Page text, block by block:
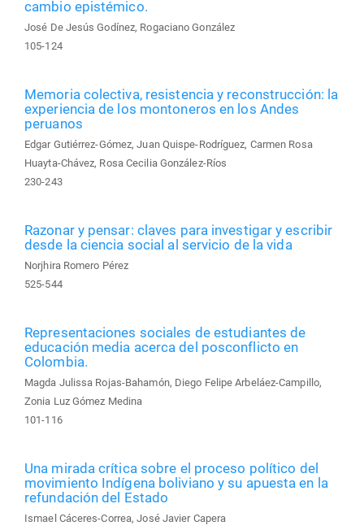
cambio epistémico.
José De Jesús Godínez, Rogaciano González
105-124
Memoria colectiva, resistencia y reconstrucción: la
experiencia de los montoneros en los Andes
peruanos
Edgar Gutiérrez-Gómez, Juan Quispe-Rodríguez, Carmen Rosa
Huayta-Chávez, Rosa Cecilia González-Ríos
230-243
Razonar y pensar: claves para investigar y escribir
desde la ciencia social al servicio de la vida
Norjhira Romero Pérez
525-544
Representaciones sociales de estudiantes de
educación media acerca del posconflicto en
Colombia.
Magda Julissa Rojas-Bahamón, Diego Felipe Arbeláez-Campillo,
Zonia Luz Gómez Medina
101-116
Una mirada crítica sobre el proceso político del
movimiento Indígena boliviano y su apuesta en la
refundación del Estado
Ismael Cáceres-Correa, José Javier Capera